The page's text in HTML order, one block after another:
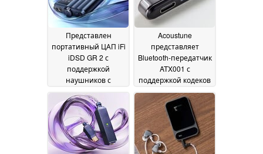
Представлен
портативный ЦАП iFi
iDSD GR 2 с
поддержкой
наушников с
высоким
импедансом, LDAC и
aptX Lossless 13 June
2026
Acoustune
представляет
Bluetooth-передатчик
ATX001 с
поддержкой кодеков
aptX Lossless и LDAC
Hi-Res Audio для
телефонов Android и
Apple26 May 2026